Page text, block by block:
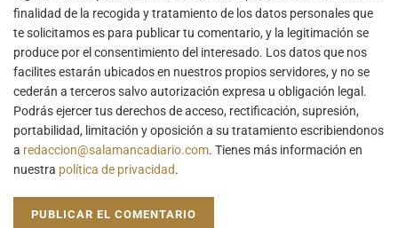
finalidad de la recogida y tratamiento de los datos personales que
te solicitamos es para publicar tu comentario, y la legitimación se
produce por el consentimiento del interesado. Los datos que nos
facilites estarán ubicados en nuestros propios servidores, y no se
cederán a terceros salvo autorización expresa u obligación legal.
Podrás ejercer tus derechos de acceso, rectificación, supresión,
portabilidad, limitación y oposición a su tratamiento escribiendonos
a redaccion@salamancadiario.com. Tienes más información en
nuestra política de privacidad.